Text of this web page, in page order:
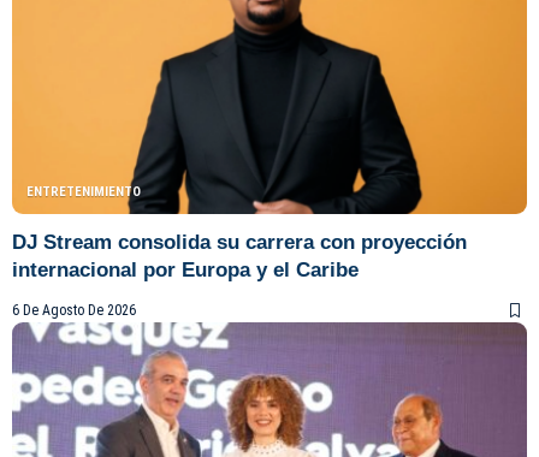
ENTRETENIMIENTO
DJ Stream consolida su carrera con proyección
internacional por Europa y el Caribe
6 De Agosto De 2026